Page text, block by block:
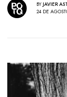
BY JAVIER
24 DE